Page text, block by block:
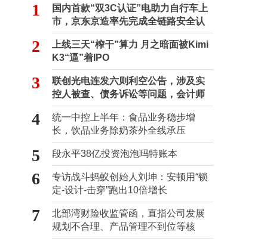
1
国内首款“双3C认证”电助力自行车上
市，京东京造率先完成全链路安全认
证
2
上线三天“榨干”算力 月之暗面被Kimi
K3“逼”着IPO
3
联创光电连发六则利空公告，涉及实
控人被查、债务诉讼等问题，会计师
事务所曾出具“保留意见”
4
统一中控上半年：食品业务稳步增
长，饮品业务除奶茶外全线承压
5 段永平38亿投资泡泡玛特账本
6
专访战斗蚂蚁创始人刘坤：安顿用“锁
定-设计-击穿”跑出10倍增长
7
北部湾财险收监管函，直指公司发展
规划不合理、产品管理不到位等核